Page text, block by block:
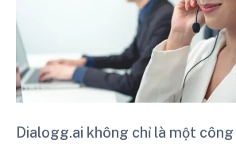
Dialogg.ai không chỉ là một